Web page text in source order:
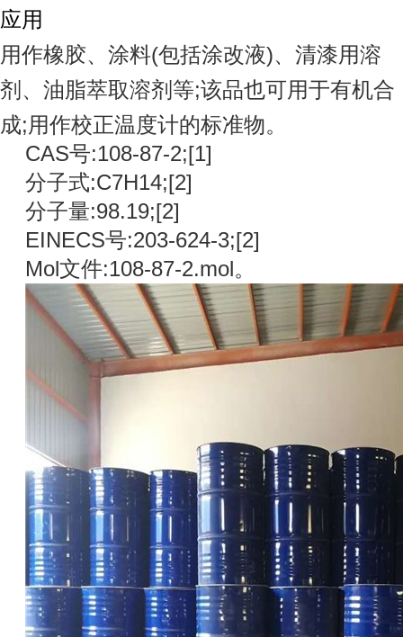
应用
用作橡胶、涂料(包括涂改液)、清漆用溶
剂、油脂萃取溶剂等;该品也可用于有机合
成;用作校正温度计的标准物。
CAS号:108-87-2;[1]
分子式:C7H14;[2]
分子量:98.19;[2]
EINECS号:203-624-3;[2]
Mol文件:108-87-2.mol。